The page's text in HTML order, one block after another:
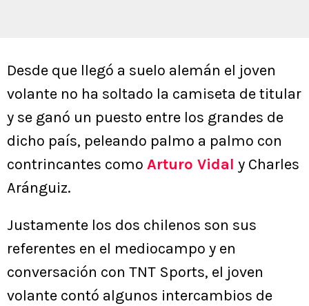
Desde que llegó a suelo alemán el joven
volante no ha soltado la camiseta de titular
y se ganó un puesto entre los grandes de
dicho país, peleando palmo a palmo con
contrincantes como Arturo Vidal y Charles
Aránguiz.
Justamente los dos chilenos son sus
referentes en el mediocampo y en
conversación con TNT Sports, el joven
volante contó algunos intercambios de